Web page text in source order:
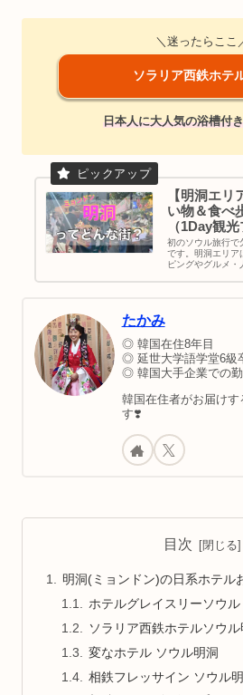
＼迷ったらここ
ソラリア西鉄ホテ
日本人に大人気の浴槽付
【明洞エリ
い物＆食べ
（1Day観
初のソウル旅行で
です。明洞エリア
ピングやグルメ
たかみ
◎ 韓国在住8年目
◎ 延世大学語学堂6級
◎ 韓国大手企業での勤
韓国在住者がお届け
す❣️
目次
明洞(ミョンドン)の日系ホテル
ホテルグレイスリーソウル
ソラリア西鉄ホテルソウル
変なホテル ソウル明洞
相鉄フレッサイン ソウル